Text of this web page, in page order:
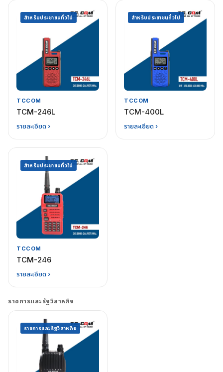
สำหรับประชาชนทั่วไป
TCCOM
TCM-246L
รายละเอียด ›
สำหรับประชาชนทั่วไป
TCCOM
TCM-400L
รายละเอียด ›
สำหรับประชาชนทั่วไป
TCCOM
TCM-246
รายละเอียด ›
ราชการและรัฐวิสาหกิจ
ราชการและรัฐวิสาหกิจ